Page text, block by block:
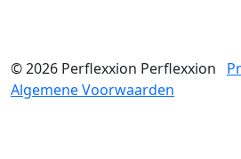
© 2026 Perflexxion Perflexxion
Algemene Voorwaarden